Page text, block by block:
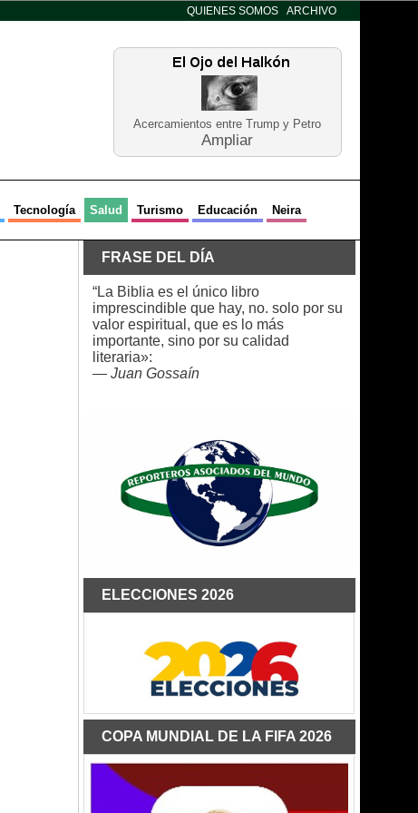
QUIENES SOMOS ARCHIVO
Acercamientos entre Trump y Petro
Ampliar
Tecnología Salud Turismo Educación Neira
FRASE DEL DÍA
“La Biblia es el único libro
imprescindible que hay, no. solo por su
valor espiritual, que es lo más
importante, sino por su calidad
literaria»:
— Juan Gossaín
ELECCIONES 2026
COPA MUNDIAL DE LA FIFA 2026